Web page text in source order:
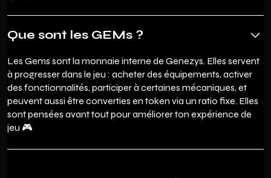
Que sont les GEMs ?
Les Gems sont la monnaie interne de Genezys. Elles servent
à progresser dans le jeu : acheter des équipements, activer
des fonctionnalités, participer à certaines mécaniques, et
peuvent aussi être converties en token via un ratio fixe. Elles
sont pensées avant tout pour améliorer ton expérience de
jeu 🎮